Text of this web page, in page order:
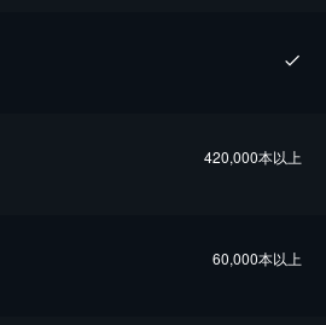
420,000本以上
60,000本以上